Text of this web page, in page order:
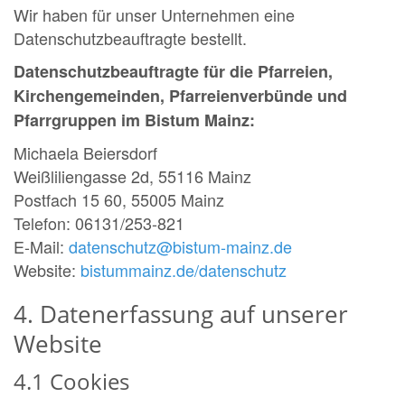
Wir haben für unser Unternehmen eine
Datenschutzbeauftragte bestellt.
Datenschutzbeauftragte für die Pfarreien,
Kirchengemeinden, Pfarreienverbünde und
Pfarrgruppen im Bistum Mainz:
Michaela Beiersdorf
Weißliliengasse 2d, 55116 Mainz
Postfach 15 60, 55005 Mainz
Telefon: 06131/253-821
E-Mail: datenschutz@bistum-mainz.de
Website: bistummainz.de/datenschutz
4. Datenerfassung auf unserer
Website
4.1 Cookies